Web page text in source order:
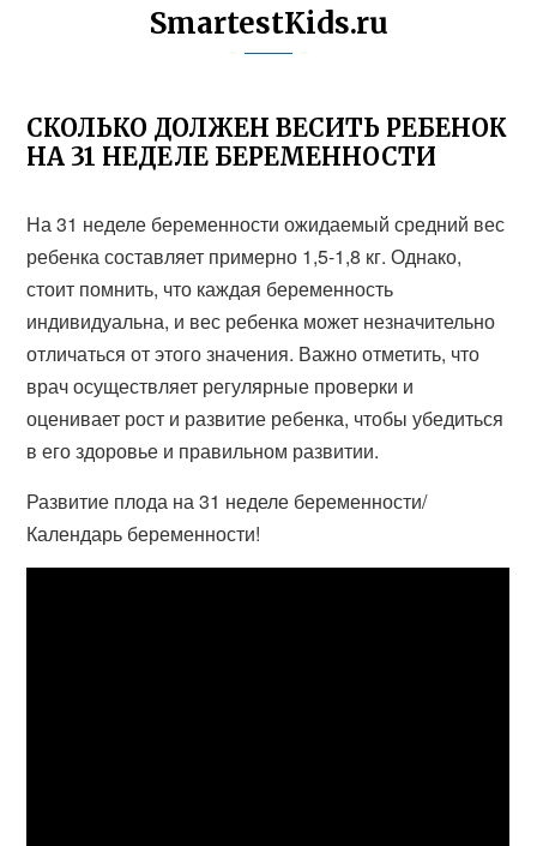
SmartestKids.ru
СКОЛЬКО ДОЛЖЕН ВЕСИТЬ РЕБЕНОК
НА 31 НЕДЕЛЕ БЕРЕМЕННОСТИ
На 31 неделе беременности ожидаемый средний вес
ребенка составляет примерно 1,5-1,8 кг. Однако,
стоит помнить, что каждая беременность
индивидуальна, и вес ребенка может незначительно
отличаться от этого значения. Важно отметить, что
врач осуществляет регулярные проверки и
оценивает рост и развитие ребенка, чтобы убедиться
в его здоровье и правильном развитии.
Развитие плода на 31 неделе беременности/
Календарь беременности!